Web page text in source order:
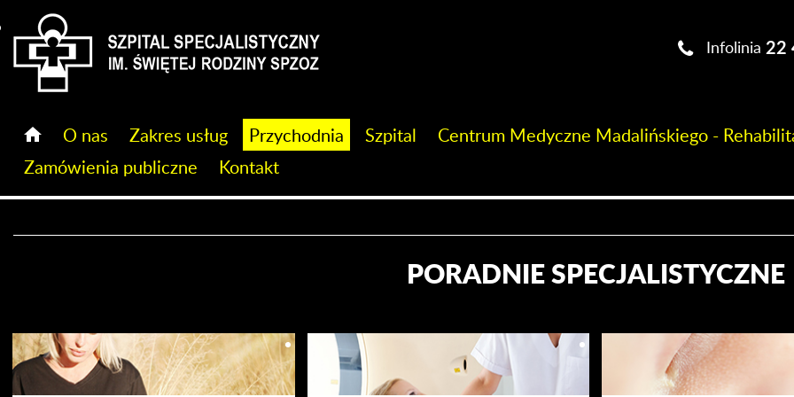
Szpital Specjalistyczny im. Świętej Rodziny SPZOZ
Infolinia 22
O nas Zakres usług Przychodnia Szpital Centrum Medyczne Madalińskiego -
Zamówienia publiczne
Kontakt
PORADNIE SPECJALISTYCZNE